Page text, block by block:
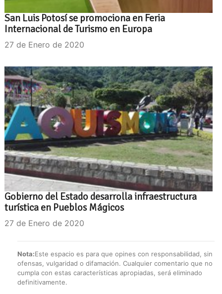
San Luis Potosí se promociona en Feria
Internacional de Turismo en Europa
27 de Enero de 2020
Gobierno del Estado desarrolla infraestructura
turística en Pueblos Mágicos
27 de Enero de 2020
Nota:Este espacio es para que opines con responsabilidad, sin
ofensas, vulgaridad o difamación. Cualquier comentario que no
cumpla con estas características apropiadas, será eliminado
definitivamente.